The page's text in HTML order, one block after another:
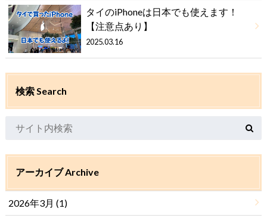
タイのiPhoneは日本でも使えます！
【注意点あり】
2025.03.16
検索 Search
アーカイブ Archive
2026年3月 (1)